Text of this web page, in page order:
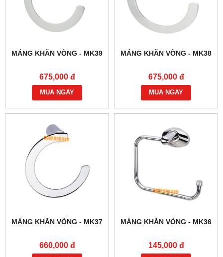
MÁNG KHĂN VÒNG - MK39
675,000 đ
MUA NGAY
MÁNG KHĂN VÒNG - MK38
675,000 đ
MUA NGAY
MÁNG KHĂN VÒNG - MK37
660,000 đ
MÁNG KHĂN VÒNG - MK36
145,000 đ